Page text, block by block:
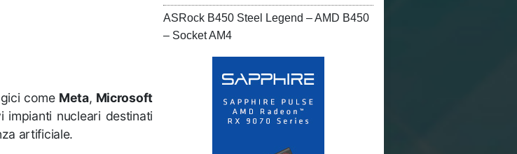
come Meta, Microsoft
impianti nucleari destinati
artificiale.
ASRock B450 Steel Legend – AMD B450
– Socket AM4